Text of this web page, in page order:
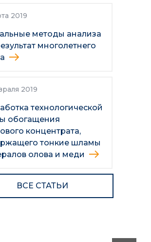
2019
методы анализа
многолетнего
2019
технологической
обогащения
концентрата,
тонкие шламы
олова и меди
ВСЕ СТАТЬИ